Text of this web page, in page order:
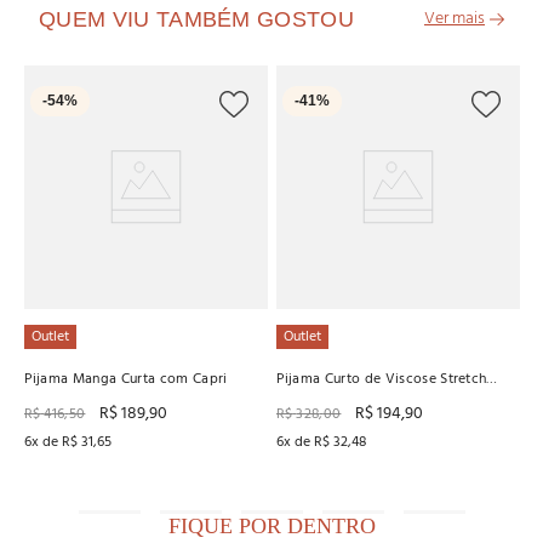
QUEM VIU TAMBÉM GOSTOU
-54%
Outlet
Pijama Manga Curta com Capri
R$416,50 R$189,90
6x de R$31,65
-41%
Outlet
Pijama Curto de Viscose Stretch
R$328,00 R$194,90
6x de R$32,48
FIQUE POR DENTRO